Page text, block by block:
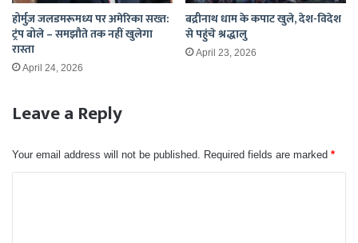
होर्मुज़ जलडमरूमध्य पर अमेरिका सख्त:
ट्रंप बोले – समझौते तक नहीं खुलेगा
रास्ता
April 24, 2026
बद्रीनाथ धाम के कपाट खुले, देश-विदेश
से पहुंचे श्रद्धालु
April 23, 2026
Leave a Reply
Your email address will not be published. Required fields are marked *